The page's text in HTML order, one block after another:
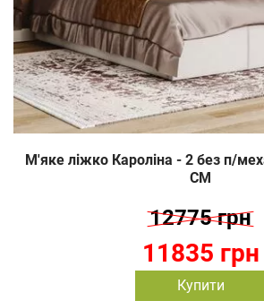
М'яке ліжко Кароліна - 2 без п/
СМ
11835 грн
12775 грн
Купити